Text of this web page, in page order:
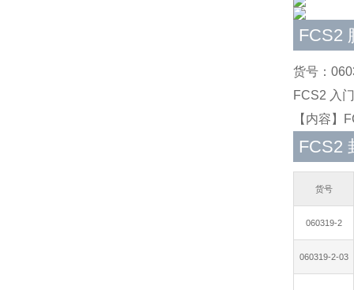
FCS2
货号：
FCS2 入
【内容】
FCS2
货号
060319-2
060319-2-03